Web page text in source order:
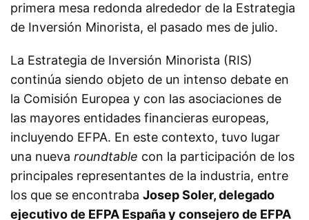
primera mesa redonda alrededor de la Estrategia
de Inversión Minorista, el pasado mes de julio.
La Estrategia de Inversión Minorista (RIS)
continúa siendo objeto de un intenso debate en
la Comisión Europea y con las asociaciones de
las mayores entidades financieras europeas,
incluyendo EFPA. En este contexto, tuvo lugar
una nueva roundtable con la participación de los
principales representantes de la industria, entre
los que se encontraba Josep Soler, delegado
ejecutivo de EFPA España y consejero de EFPA